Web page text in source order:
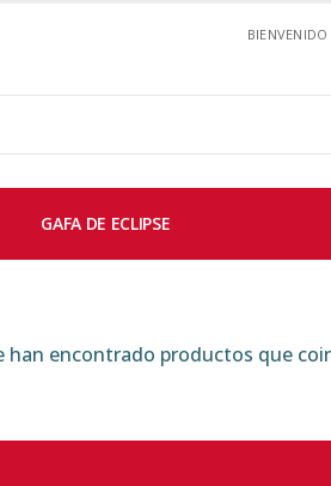
BIENVENIDO
GAFA DE ECLIPSE
han encontrado productos que